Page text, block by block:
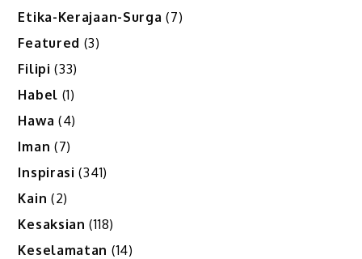
Etika-Kerajaan-Surga (7)
Featured (3)
Filipi (33)
Habel (1)
Hawa (4)
Iman (7)
Inspirasi (341)
Kain (2)
Kesaksian (118)
Keselamatan (14)